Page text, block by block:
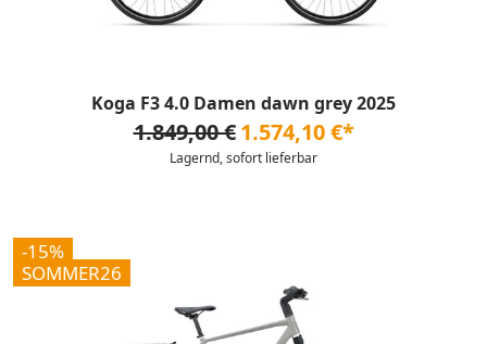
Koga F3 4.0 Damen dawn grey 2025
1.849,00 € 1.574,10 €*
Lagernd, sofort lieferbar
-15%
SOMMER26